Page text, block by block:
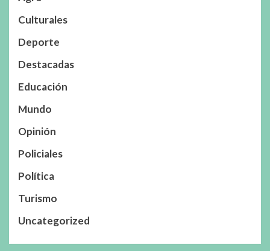
Culturales
Deporte
Destacadas
Educación
Mundo
Opinión
Policiales
Política
Turismo
Uncategorized